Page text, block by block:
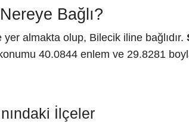
Bağlı?
almakta olup, Bilecik iline bağlıdır.
40.0844 enlem ve 29.8281
İlçeler